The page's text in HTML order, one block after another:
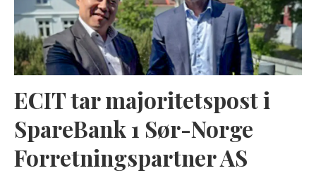
ECIT tar majoritetspost i
SpareBank 1 Sør-Norge
Forretningspartner AS